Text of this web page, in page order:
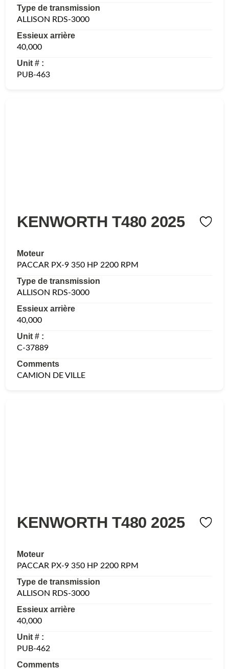
Type de transmission
ALLISON RDS-3000
Essieux arrière
40,000
Unit # :
PUB-463
KENWORTH T480 2025
Moteur
PACCAR PX-9 350 HP 2200 RPM
Type de transmission
ALLISON RDS-3000
Essieux arrière
40,000
Unit # :
C-37889
Comments
CAMION DE VILLE
KENWORTH T480 2025
Moteur
PACCAR PX-9 350 HP 2200 RPM
Type de transmission
ALLISON RDS-3000
Essieux arrière
40,000
Unit # :
PUB-462
Comments